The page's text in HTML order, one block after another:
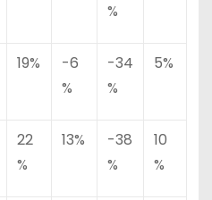
%
19%
-6
%
-34
%
5%
22
%
13%
-38
%
10
%